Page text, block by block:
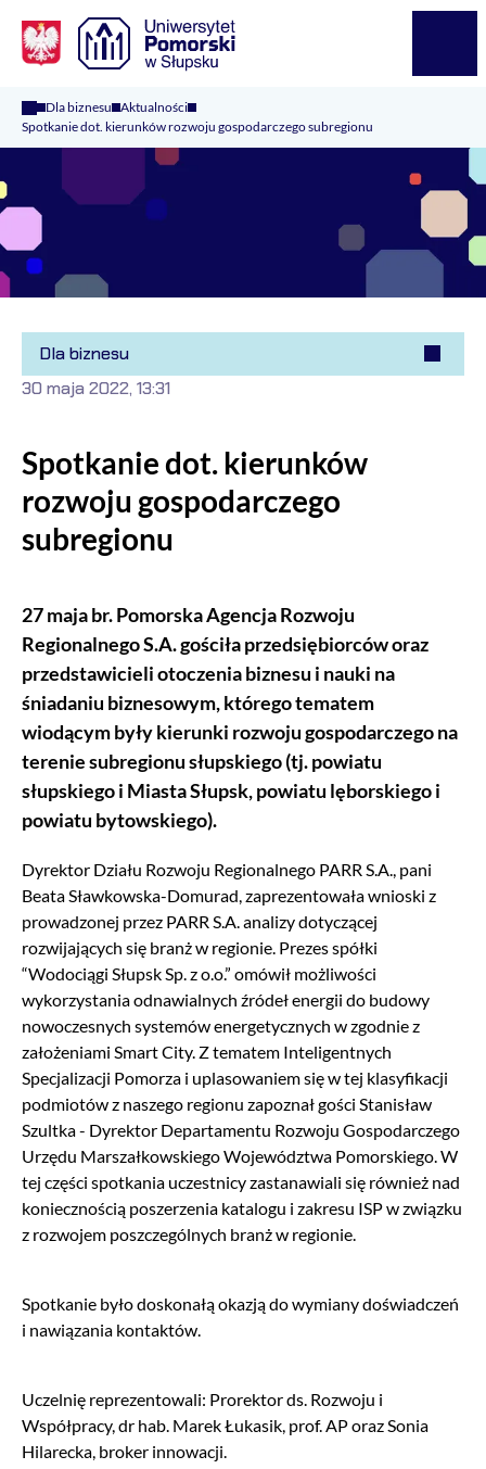
Dla biznesu Aktualności
Spotkanie dot. kierunków rozwoju gospodarczego subregionu
Dla biznesu
Spotkanie dot. kierunków
rozwoju gospodarczego
subregionu
27 maja br. Pomorska Agencja Rozwoju
Regionalnego S.A. gościła przedsiębiorców oraz
przedstawicieli otoczenia biznesu i nauki na
śniadaniu biznesowym, którego tematem
wiodącym były kierunki rozwoju gospodarczego na
terenie subregionu słupskiego (tj. powiatu
słupskiego i Miasta Słupsk, powiatu lęborskiego i
powiatu bytowskiego).
30 maja 2022, 13:31
Dyrektor Działu Rozwoju Regionalnego PARR S.A., pani
Beata Sławkowska-Domurad, zaprezentowała wnioski z
prowadzonej przez PARR S.A. analizy dotyczącej
rozwijających się branż w regionie. Prezes spółki
“Wodociągi Słupsk Sp. z o.o.” omówił możliwości
wykorzystania odnawialnych źródeł energii do budowy
nowoczesnych systemów energetycznych w zgodnie z
założeniami Smart City. Z tematem Inteligentnych
Specjalizacji Pomorza i uplasowaniem się w tej klasyfikacji
podmiotów z naszego regionu zapoznał gości Stanisław
Szultka - Dyrektor Departamentu Rozwoju Gospodarczego
Urzędu Marszałkowskiego Województwa Pomorskiego. W
tej części spotkania uczestnicy zastanawiali się również nad
koniecznością poszerzenia katalogu i zakresu ISP w związku
z rozwojem poszczególnych branż w regionie.
Spotkanie było doskonałą okazją do wymiany doświadczeń
i nawiązania kontaktów.
Uczelnię reprezentowali: Prorektor ds. Rozwoju i
Współpracy, dr hab. Marek Łukasik, prof. AP oraz Sonia
Hilarecka, broker innowacji.